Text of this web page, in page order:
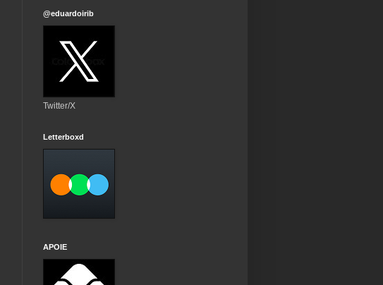
@eduardoirib
Twitter/X
Letterboxd
APOIE